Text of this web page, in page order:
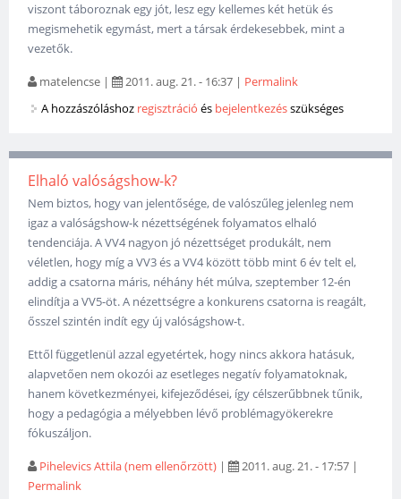
viszont táboroznak egy jót, lesz egy kellemes két hetük és
megismehetik egymást, mert a társak érdekesebbek, mint a
vezetők.
matelencse | 2011. aug. 21. - 16:37 | Permalink
A hozzászóláshoz regisztráció és bejelentkezésszükséges
Elhaló valóságshow-k?
Nem biztos, hogy van jelentősége, de valószűleg jelenleg nem
igaz a valóságshow-k nézettségének folyamatos elhaló
tendenciája. A VV4 nagyon jó nézettséget produkált, nem
véletlen, hogy míg a VV3 és a VV4 között több mint 6 év telt el,
addig a csatorna máris, néhány hét múlva, szeptember 12-én
elindítja a VV5-öt. A nézettségre a konkurens csatorna is reagált,
ősszel szintén indít egy új valóságshow-t.
Ettől függetlenül azzal egyetértek, hogy nincs akkora hatásuk,
alapvetően nem okozói az esetleges negatív folyamatoknak,
hanem következményei, kifejeződései, így célszerűbbnek tűnik,
hogy a pedagógia a mélyebben lévő problémagyökerekre
fókuszáljon.
Pihelevics Attila (nem ellenőrzött) | 2011. aug. 21. - 17:57 |
Permalink